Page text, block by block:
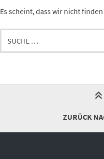
Es scheint, dass wir nicht
ZURÜCK